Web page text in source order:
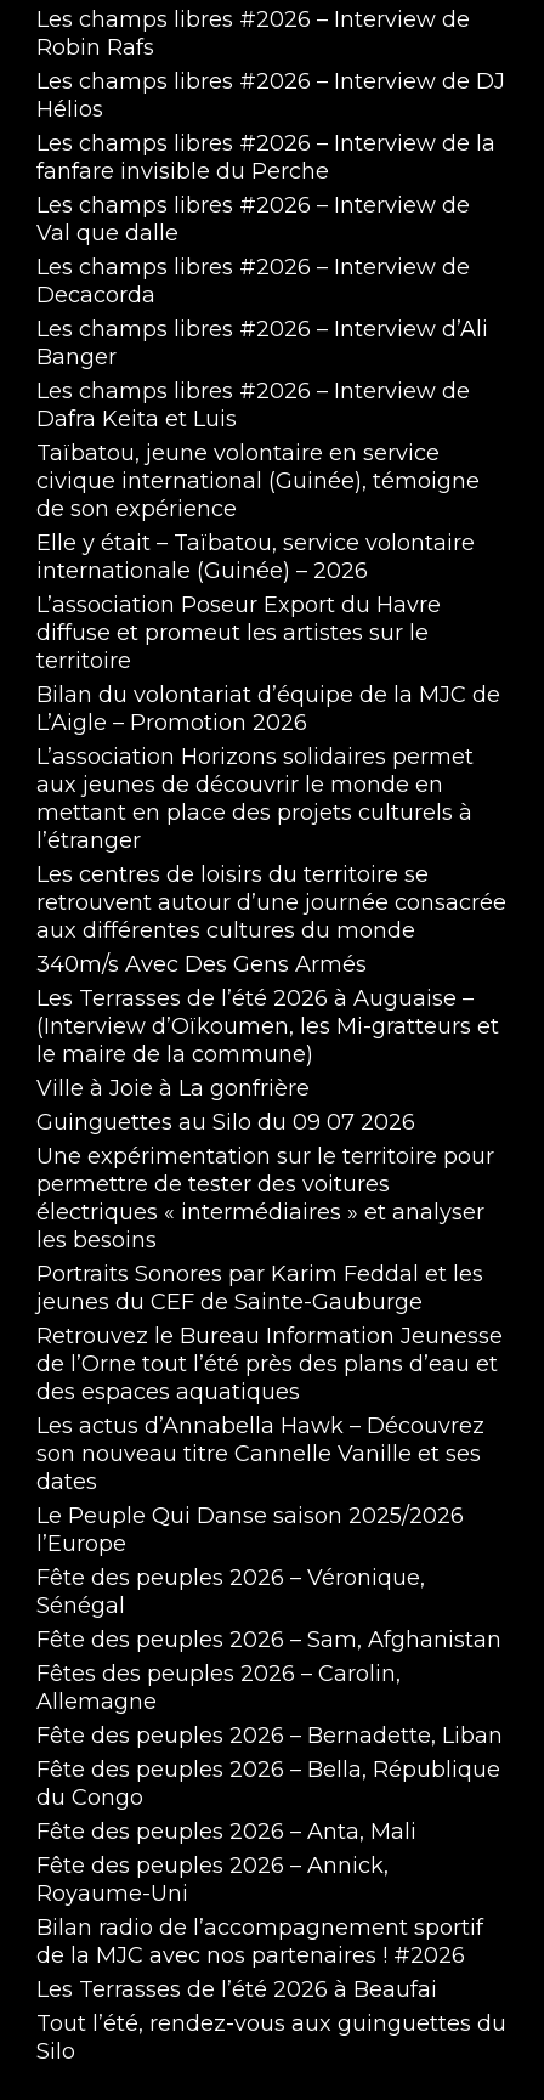
Les champs libres #2026 – Interview de
Robin Rafs
Les champs libres #2026 – Interview de DJ
Hélios
Les champs libres #2026 – Interview de la
fanfare invisible du Perche
Les champs libres #2026 – Interview de
Val que dalle
Les champs libres #2026 – Interview de
Decacorda
Les champs libres #2026 – Interview d’Ali
Banger
Les champs libres #2026 – Interview de
Dafra Keita et Luis
Taïbatou, jeune volontaire en service
civique international (Guinée), témoigne
de son expérience
Elle y était – Taïbatou, service volontaire
internationale (Guinée) – 2026
L’association Poseur Export du Havre
diffuse et promeut les artistes sur le
territoire
Bilan du volontariat d’équipe de la MJC de
L’Aigle – Promotion 2026
L’association Horizons solidaires permet
aux jeunes de découvrir le monde en
mettant en place des projets culturels à
l’étranger
Les centres de loisirs du territoire se
retrouvent autour d’une journée consacrée
aux différentes cultures du monde
340m/s Avec Des Gens Armés
Les Terrasses de l’été 2026 à Auguaise –
(Interview d’Oïkoumen, les Mi-gratteurs et
le maire de la commune)
Ville à Joie à La gonfrière
Guinguettes au Silo du 09 07 2026
Une expérimentation sur le territoire pour
permettre de tester des voitures
électriques « intermédiaires » et analyser
les besoins
Portraits Sonores par Karim Feddal et les
jeunes du CEF de Sainte-Gauburge
Retrouvez le Bureau Information Jeunesse
de l’Orne tout l’été près des plans d’eau et
des espaces aquatiques
Les actus d’Annabella Hawk – Découvrez
son nouveau titre Cannelle Vanille et ses
dates
Le Peuple Qui Danse saison 2025/2026
l’Europe
Fête des peuples 2026 – Véronique,
Sénégal
Fête des peuples 2026 – Sam, Afghanistan
Fêtes des peuples 2026 – Carolin,
Allemagne
Fête des peuples 2026 – Bernadette, Liban
Fête des peuples 2026 – Bella, République
du Congo
Fête des peuples 2026 – Anta, Mali
Fête des peuples 2026 – Annick,
Royaume-Uni
Bilan radio de l’accompagnement sportif
de la MJC avec nos partenaires ! #2026
Les Terrasses de l’été 2026 à Beaufai
Tout l’été, rendez-vous aux guinguettes du
Silo